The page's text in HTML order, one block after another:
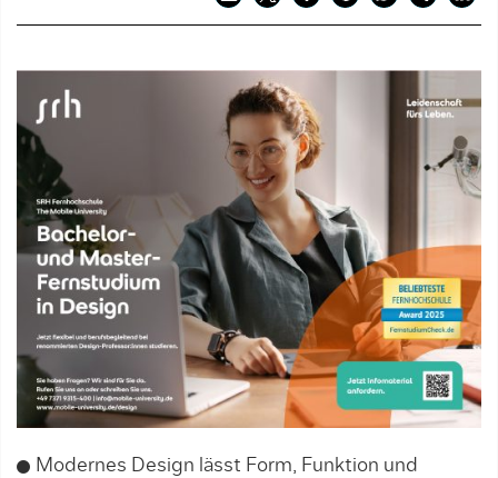
Modernes Design lässt Form, Funktion und